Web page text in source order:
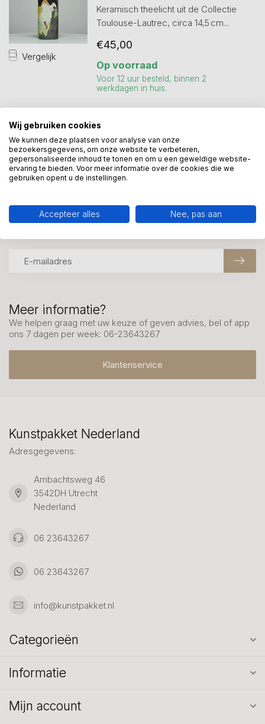
Vergelijk
Keramisch theelicht uit de Collectie
Toulouse-Lautrec, circa 14,5 cm...
€45,00
Op voorraad
Voor 12 uur besteld, binnen 2
werkdagen in huis.
Toon1-3van 3
Meer informatie?
We helpen graag met uw keuze of geven advies, bel of app
ons 7 dagen per week: 06-23643267
Klantenservice
Mis onze nieuwsbrief niet
Kunstpakket Nederland
Adresgegevens:
Ambachtsweg 46
3542DH Utrecht
Nederland
06 23643267
06 23643267
info@kunstpakket.nl
Categorieën
Informatie
Mijn account
Wij gebruiken cookies
We kunnen deze plaatsen voor analyse van onze
bezoekersgegevens, om onze website te verbeteren,
gepersonaliseerde inhoud te tonen en om u een geweldige website-
ervaring te bieden. Voor meer informatie over de cookies die we
gebruiken opent u de instellingen.
Accepteer alles Nee, pas aan